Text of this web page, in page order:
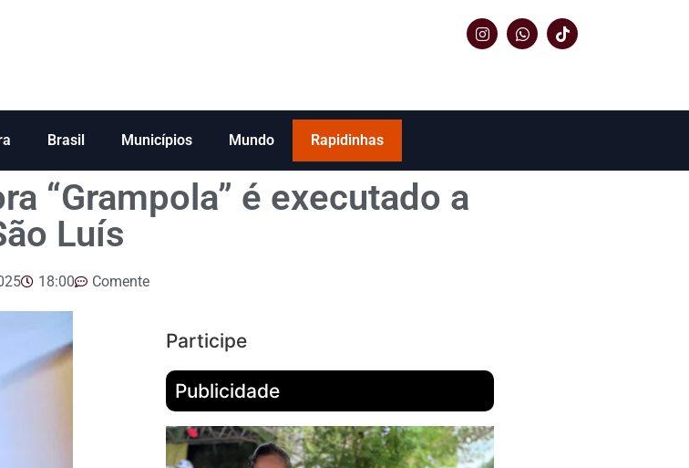
Brasil Municípios Mundo Rapidinhas
“Grampola” é executado a
Luís
18:00 Comente
Participe
Publicidade